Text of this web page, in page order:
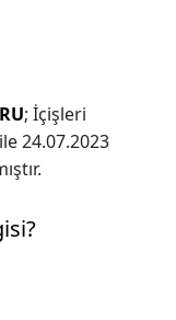
; İçişleri
24.07.2023